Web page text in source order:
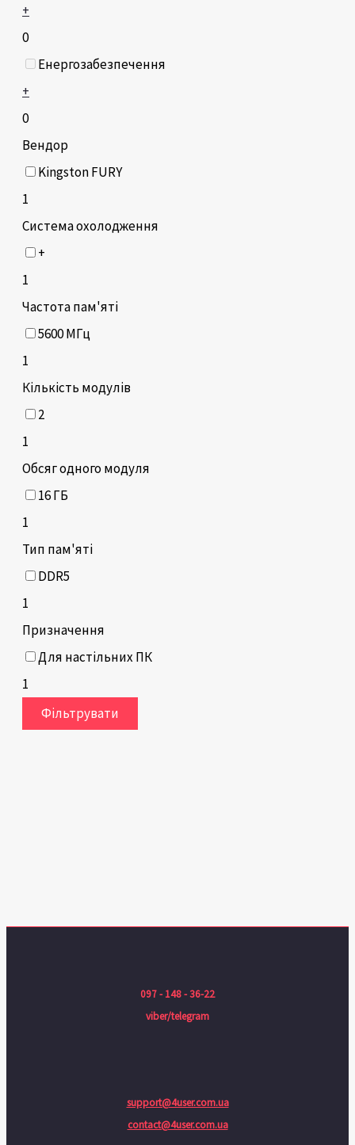
+
0
Енергозабезпечення
+
0
Вендор
Kingston FURY
1
Система охолодження
+
1
Частота пам'яті
5600 МГц
1
Кількість модулів
2
1
Обсяг одного модуля
16 ГБ
1
Тип пам'яті
DDR5
1
Призначення
Для настільних ПК
1
Фільтрувати
097 - 148 - 36-22
viber/telegram
support@4user.com.ua
contact@4user.com.ua